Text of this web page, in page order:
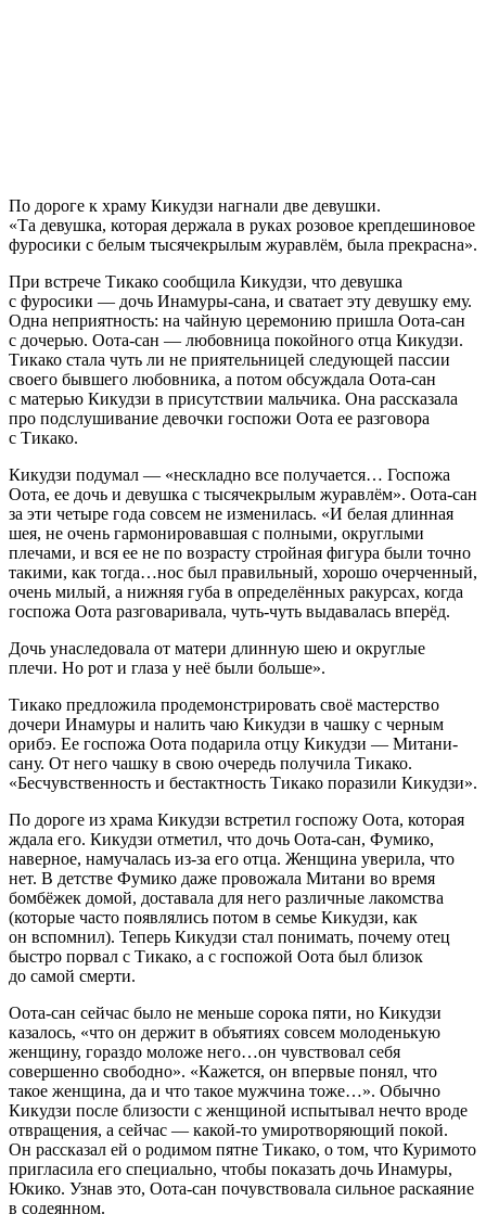
По дороге к храму Кикудзи нагнали две девушки.
«Та девушка, которая держала в руках розовое крепдешиновое
фуросики с белым тысячекрылым журавлём, была прекрасна».
При встрече Тикако сообщила Кикудзи, что девушка
с фуросики — дочь Инамуры-сана, и сватает эту девушку ему.
Одна неприятность: на чайную церемонию пришла Оота-сан
с дочерью. Оота-сан — любовница покойного отца Кикудзи.
Тикако стала чуть ли не приятельницей следующей пассии
своего бывшего любовника, а потом обсуждала Оота-сан
с матерью Кикудзи в присутствии мальчика. Она рассказала
про подслушивание девочки госпожи Оота ее разговора
с Тикако.
Кикудзи подумал — «нескладно все получается… Госпожа
Оота, ее дочь и девушка с тысячекрылым журавлём». Оота-сан
за эти четыре года совсем не изменилась. «И белая длинная
шея, не очень гармонировавшая с полными, округлыми
плечами, и вся ее не по возрасту стройная фигура были точно
такими, как тогда…нос был правильный, хорошо очерченный,
очень милый, а нижняя губа в определённых ракурсах, когда
госпожа Оота разговаривала, чуть-чуть выдавалась вперёд.
Дочь унаследовала от матери длинную шею и округлые
плечи. Но рот и глаза у неё были больше».
Тикако предложила продемонстрировать своё мастерство
дочери Инамуры и налить чаю Кикудзи в чашку с черным
орибэ. Ее госпожа Оота подарила отцу Кикудзи — Митани-
сану. От него чашку в свою очередь получила Тикако.
«Бесчувственность и бестактность Тикако поразили Кикудзи».
По дороге из храма Кикудзи встретил госпожу Оота, которая
ждала его. Кикудзи отметил, что дочь Оота-сан, Фумико,
наверное, намучалась из-за его отца. Женщина уверила, что
нет. В детстве Фумико даже провожала Митани во время
бомбёжек домой, доставала для него различные лакомства
(которые часто появлялись потом в семье Кикудзи, как
он вспомнил). Теперь Кикудзи стал понимать, почему отец
быстро порвал с Тикако, а с госпожой Оота был близок
до самой смерти.
Оота-сан сейчас было не меньше сорока пяти, но Кикудзи
казалось, «что он держит в объятиях совсем молоденькую
женщину, гораздо моложе него…он чувствовал себя
совершенно свободно». «Кажется, он впервые понял, что
такое женщина, да и что такое мужчина тоже…». Обычно
Кикудзи после близости с женщиной испытывал нечто вроде
отвращения, а сейчас — какой-то умиротворяющий покой.
Он рассказал ей о родимом пятне Тикако, о том, что Куримото
пригласила его специально, чтобы показать дочь Инамуры,
Юкико. Узнав это, Оота-сан почувствовала сильное раскаяние
в содеянном.